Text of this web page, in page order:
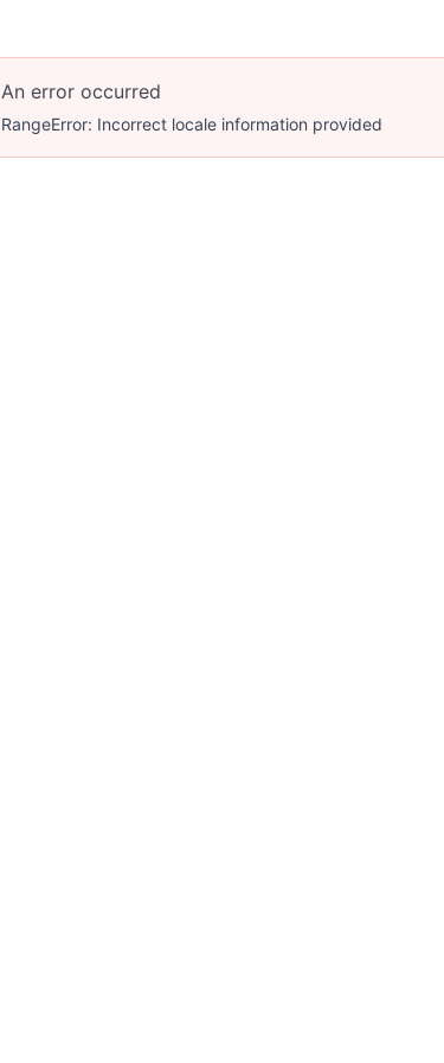
An error occurred
RangeError: Incorrect locale information provided